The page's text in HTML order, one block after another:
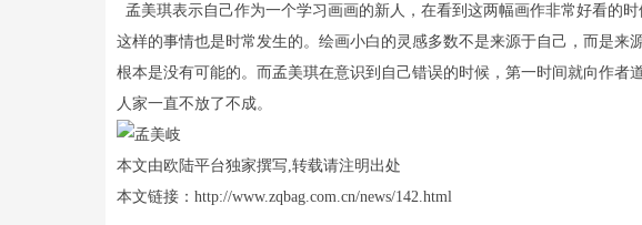
孟美琪表示自己作为一个学习画画的新人，在看到这两幅画作非常好看的
这样的事情也是时常发生的。绘画小白的灵感多数不是来源于自己，而是
根本是没有可能的。而孟美琪在意识到自己错误的时候，第一时间就向作
人家一直不放了不成。
本文由欧陆平台独家撰写,转载请注明出处
本文链接：http://www.zqbag.com.cn/news/142.html